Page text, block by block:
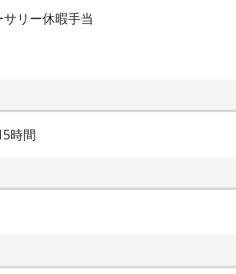
リー休暇手当
時間